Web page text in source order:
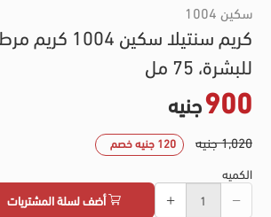
سكين 1004
كريم سنتيلا سكين 1004
للبشرة، 75 مل
900جنيه
1,020 جنيه 120 جنيه خصم
الكميه
أضف لسلة المشتريات